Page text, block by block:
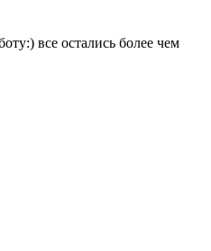
все остались более чем